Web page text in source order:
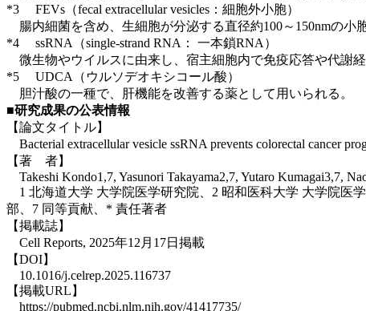
*3 FEVs（fecal extracellular vesicles：細胞外小胞）
腸内細菌を含め、生細胞が分泌する直径約100～150nmの小
*4 ssRNA（single-strand RNA： 一本鎖RNA）
微生物やウイルスに由来し、宿主細胞内で免疫応答や代謝経
*5 UDCA（ウルソデオキシコール酸）
胆汁酸の一種で、肝機能を改善する薬として用いられる。
■研究成果の公表情報
【論文タイトル】
Bacterial extracellular vesicle ssRNA prevents colorectal cancer
【著 者】
Takeshi Kondo1,7, Yasunori Takayama2,7, Yutaro Kumagai3,7,
1 北海道大学 大学院医学研究院 、2 昭和医科大学 大学院医
部、7 同等貢献、* 責任著者
【掲載誌】
Cell Reports, 2025年12月17日掲載
【DOI】
10.1016/j.celrep.2025.116737
【掲載URL】
https://pubmed.ncbi.nlm.nih.gov/41417735/